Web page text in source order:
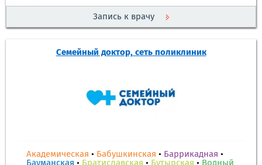
Запись к врачу
Семейный доктор, сеть поликлиник
Академическая • Бабушкинская • Баррикадная •
Бауманская • Братиславская • Бутырская • Водный